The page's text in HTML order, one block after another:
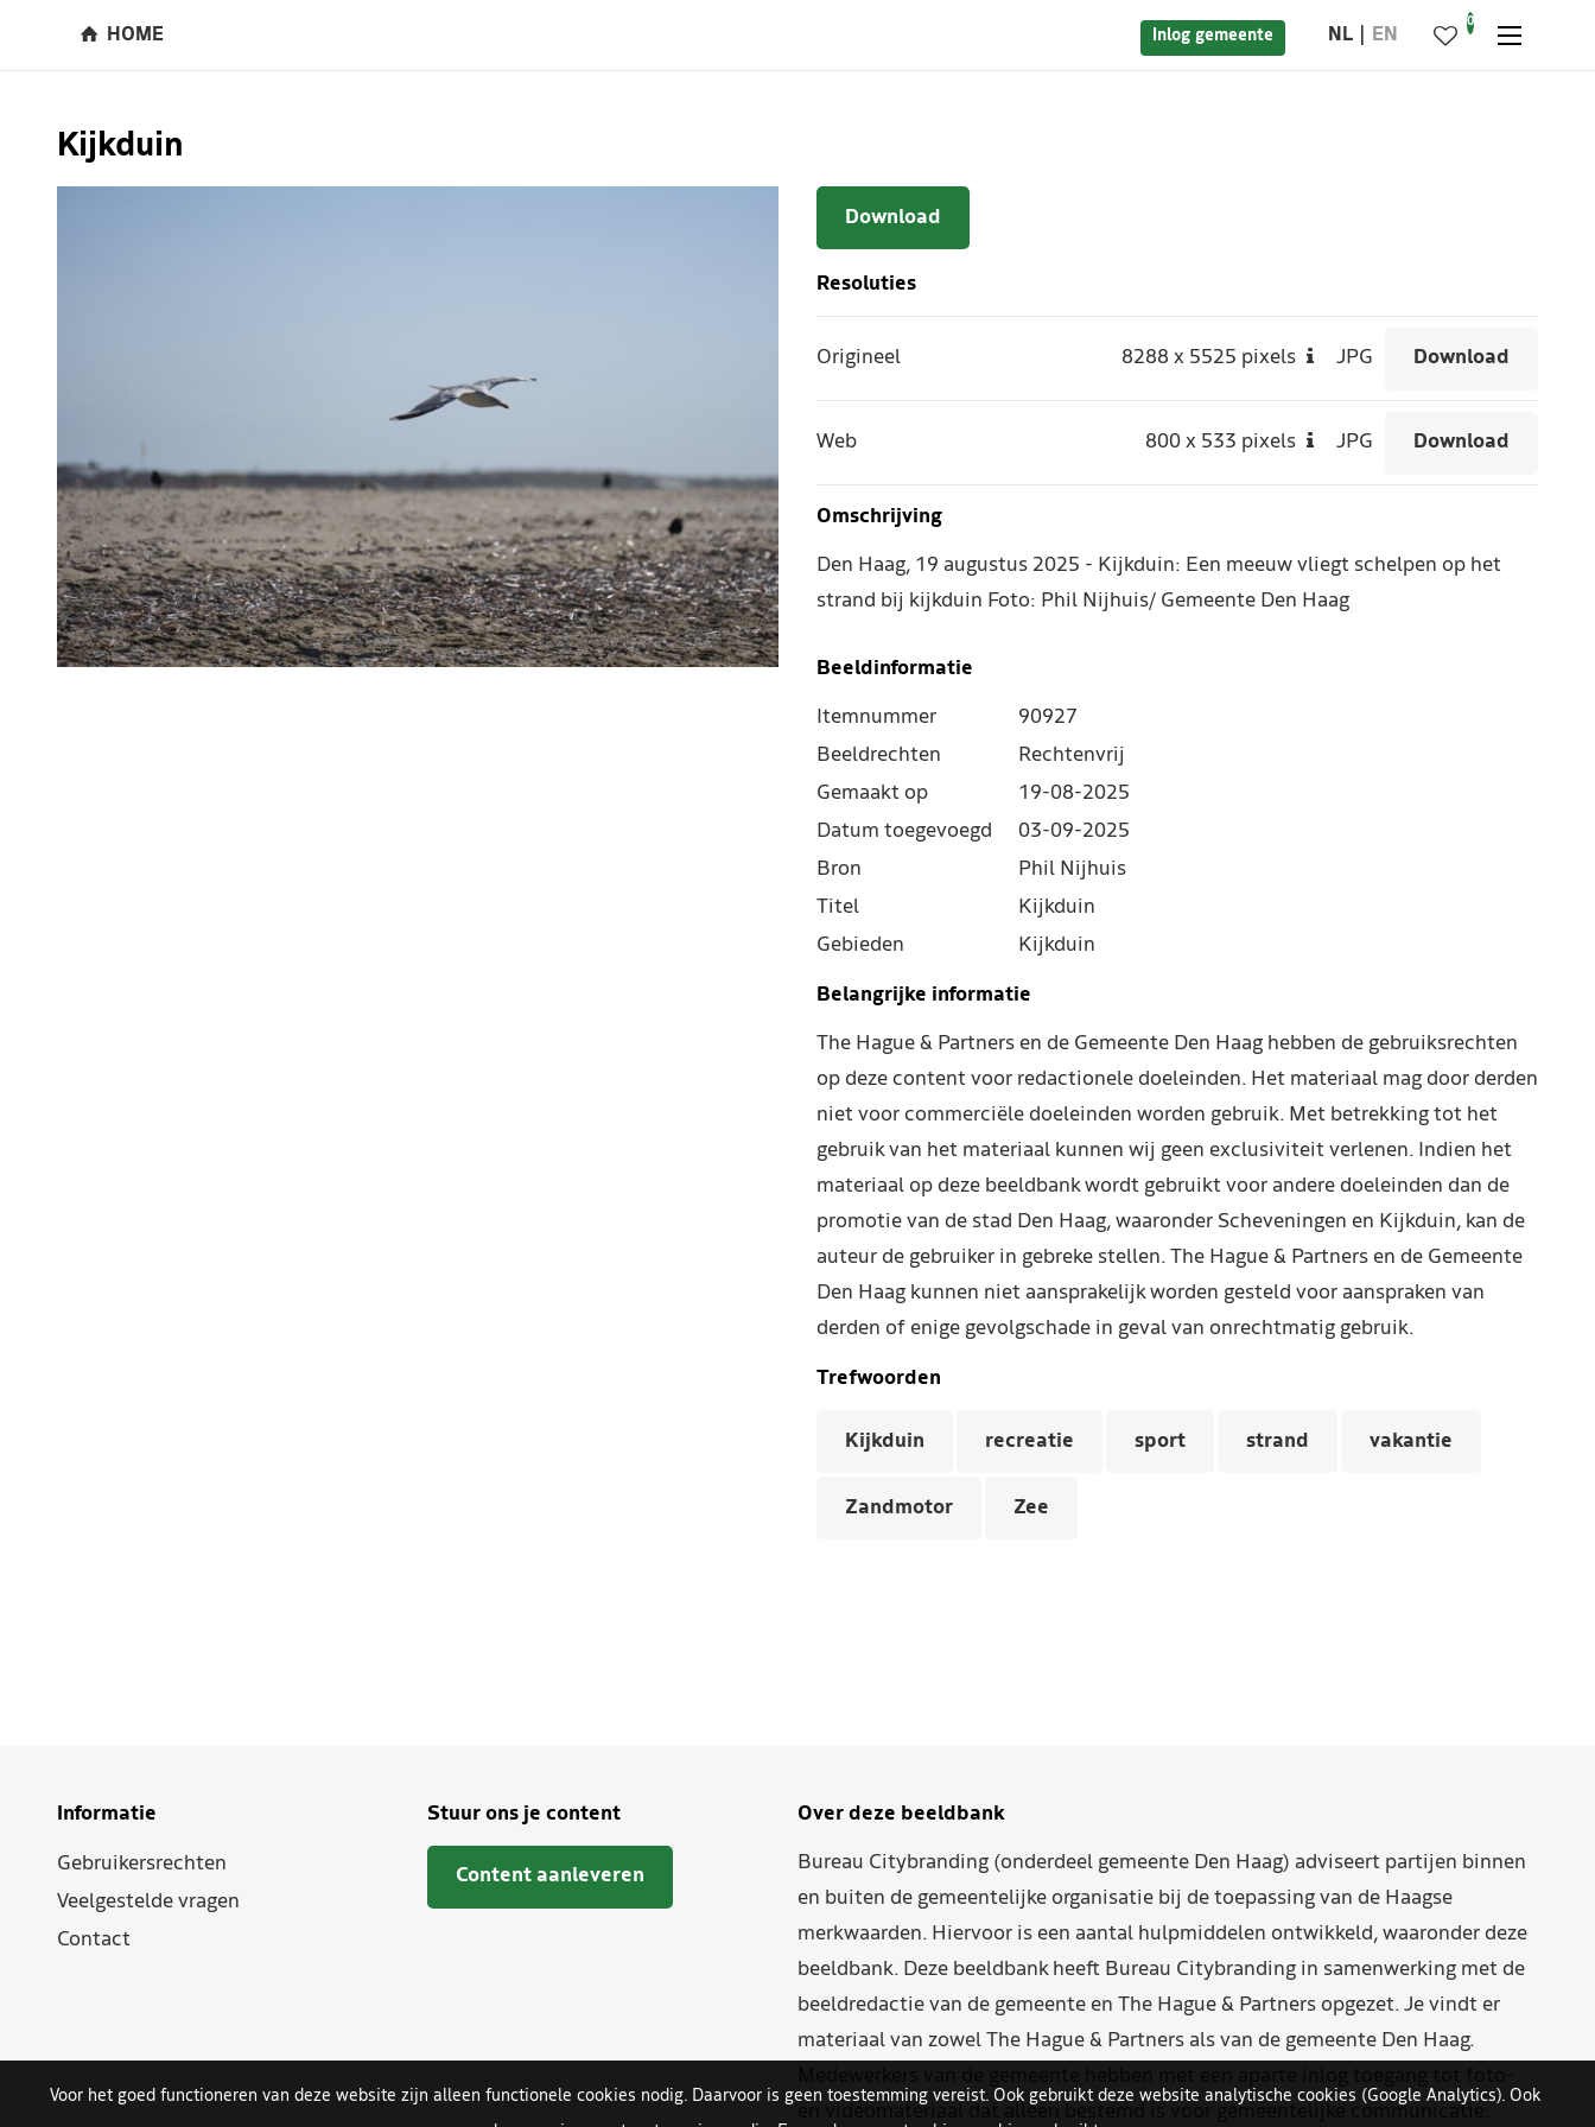
HOME Inlog gemeente NL EN
0
Kijkduin
Download
Resoluties
Origineel 8288x 5525 pixels JPG Download
Web 800x 533 pixels JPG Download
Omschrijving
Den Haag, 19 augustus 2025 - Kijkduin: Een meeuw vliegt schelpen op het
strand bij kijkduin Foto: Phil Nijhuis/ Gemeente Den Haag
Beeldinformatie
Itemnummer
90927
Beeldrechten
Rechtenvrij
Gemaakt op
19-08-2025
Datum toegevoegd
03-09-2025
Bron
Phil Nijhuis
Titel
Kijkduin
Gebieden
Kijkduin
Belangrijke informatie
The Hague & Partners en de Gemeente Den Haag hebben de gebruiksrechten
op deze content voor redactionele doeleinden. Het materiaal mag door derden
niet voor commerciële doeleinden worden gebruik. Met betrekking tot het
gebruik van het materiaal kunnen wij geen exclusiviteit verlenen. Indien het
materiaal op deze beeldbank wordt gebruikt voor andere doeleinden dan de
promotie van de stad Den Haag, waaronder Scheveningen en Kijkduin, kan de
auteur de gebruiker in gebreke stellen. The Hague & Partners en de Gemeente
Den Haag kunnen niet aansprakelijk worden gesteld voor aanspraken van
derden of enige gevolgschade in geval van onrechtmatig gebruik.
Trefwoorden
Kijkduin recreatie sport strand vakantie
Zandmotor Zee
Informatie
Gebruikersrechten
Veelgestelde vragen
Contact
Stuur ons je content
Content aanleveren
Over deze beeldbank
Bureau Citybranding (onderdeel gemeente Den Haag) adviseert partijen binnen
en buiten de gemeentelijke organisatie bij de toepassing van de Haagse
merkwaarden. Hiervoor is een aantal hulpmiddelen ontwikkeld, waaronder deze
beeldbank. Deze beeldbank heeft Bureau Citybranding in samenwerking met de
beeldredactie van de gemeente en The Hague & Partners opgezet. Je vindt er
materiaal van zowel The Hague & Partners als van de gemeente Den Haag.
Voor het goed functioneren van deze website zijn alleen functionele cookies nodig. Daarvoor is geen toestemming vereist. Ook gebruikt deze website analytische cookies (Google Analytics). Ook